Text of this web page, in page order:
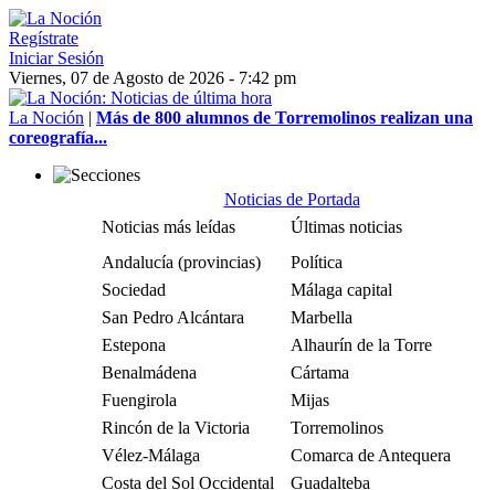
Regístrate
Iniciar Sesión
Viernes, 07 de Agosto de 2026 - 7:42 pm
La Noción | Más de 800 alumnos de Torremolinos realizan una
coreografía...
Noticias de Portada
Noticias más leídas
Últimas noticias
Andalucía (provincias)
Política
Sociedad
Málaga capital
San Pedro Alcántara
Marbella
Estepona
Alhaurín de la Torre
Benalmádena
Cártama
Fuengirola
Mijas
Rincón de la Victoria
Torremolinos
Vélez-Málaga
Comarca de Antequera
Costa del Sol Occidental
Guadalteba